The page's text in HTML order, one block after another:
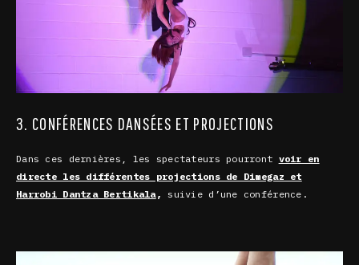
3. CONFÉRENCES DANSÉES ET PROJECTIONS
Dans ces dernières, les spectateurs pourront voir en
directe les différentes projections de Dimegaz et
Harrobi Dantza Bertikala,suivie d’une conférence.